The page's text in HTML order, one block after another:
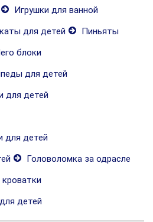
Игрушки для ванной
для детей
Пиньяты
блоки
для детей
для детей
для детей
Головоломка за одрасле
детей